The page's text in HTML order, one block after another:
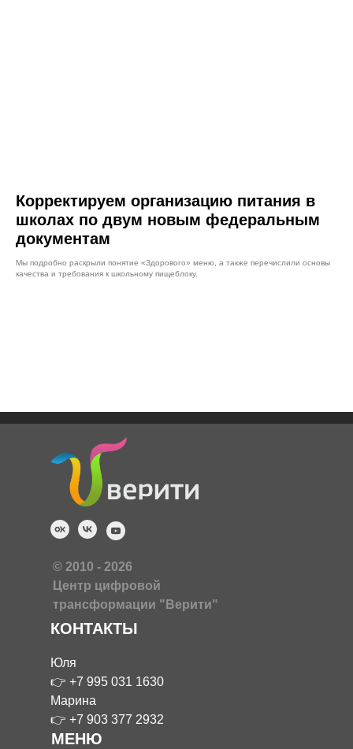
Корректируем организацию питания в
школах по двум новым федеральным
документам
Мы подробно раскрыли понятие «Здорового» меню, а также перечислили основы
качества и требования к школьному пищеблоку.
КОНТАКТЫ
МЕНЮ
Юля
👉 +7 995 031 1630
Марина
👉 +7 903 377 2932
© 2010 - 2026
Центр цифровой
трансформации "Верити"